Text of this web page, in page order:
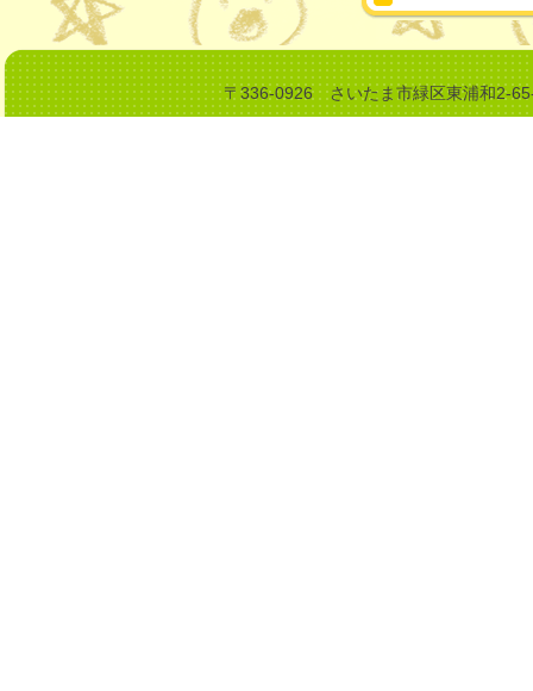
稿
ナ
ビ
ゲ
〒336-0926 さいたま市緑区東浦和2-